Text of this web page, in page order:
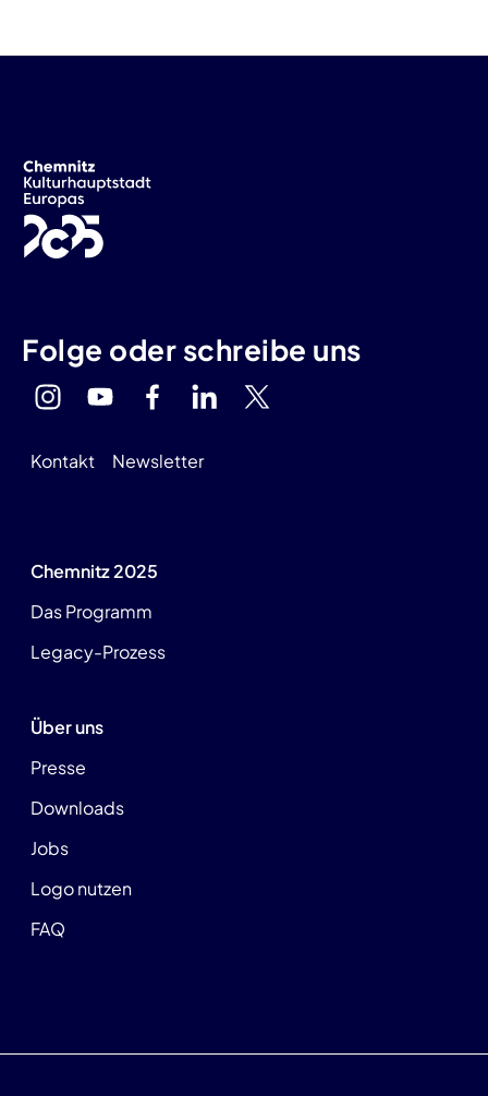
Folge oder schreibe uns
Kontakt Newsletter
Chemnitz 2025
Das Programm
Legacy-Prozess
Über uns
Presse
Downloads
Jobs
Logo nutzen
FAQ